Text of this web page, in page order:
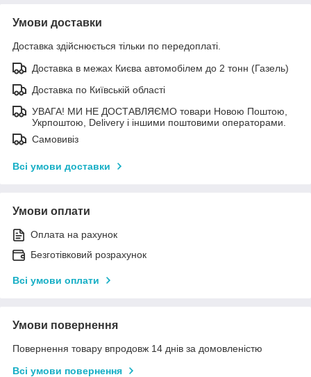
Умови доставки
Доставка здійснюється тільки по передоплаті.
Доставка в межах Києва автомобілем до 2 тонн (Газель)
Доставка по Київській області
УВАГА! МИ НЕ ДОСТАВЛЯЄМО товари Новою Поштою,
Укрпоштою, Delivery і іншими поштовими операторами.
Самовивіз
Всі умови доставки
Умови оплати
Оплата на рахунок
Безготівковий розрахунок
Всі умови оплати
Умови повернення
Повернення товару впродовж 14 днів за домовленістю
Всі умови повернення